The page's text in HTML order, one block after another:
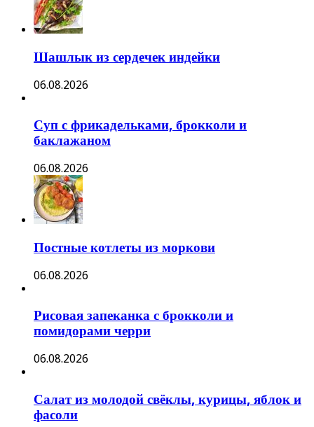
Шашлык из сердечек индейки
06.08.2026
Суп с фрикадельками, брокколи и
баклажаном
06.08.2026
Постные котлеты из моркови
06.08.2026
Рисовая запеканка с брокколи и
помидорами черри
06.08.2026
Салат из молодой свёклы, курицы, яблок и
фасоли